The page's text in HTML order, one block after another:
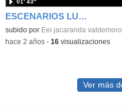
ESCENARIOS LUDICOS LOS COLORES
Contenido educativo.
subido por Eei jacaranda valdemoro
01′ 43″
-hace 2 años- 16visualizaciones
Ver más